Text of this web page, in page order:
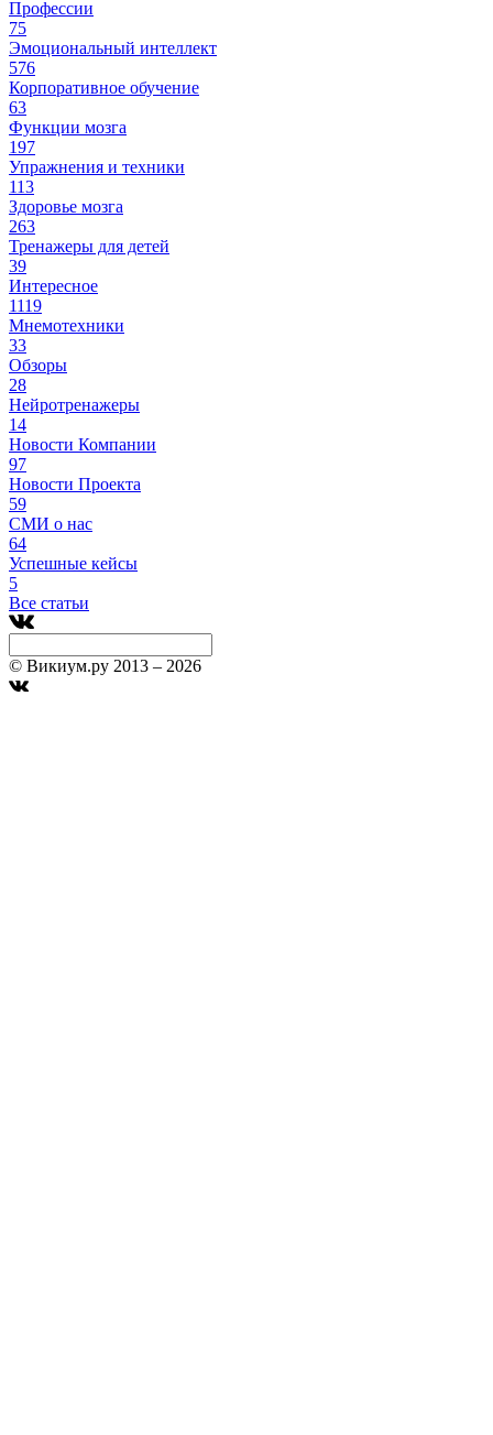
Профессии
75
Эмоциональный интеллект
576
Корпоративное обучение
63
Функции мозга
197
Упражнения и техники
113
Здоровье мозга
263
Тренажеры для детей
39
Интересное
1119
Мнемотехники
33
Обзоры
28
Нейротренажеры
14
Новости Компании
97
Новости Проекта
59
СМИ о нас
64
Успешные кейсы
5
Все статьи
© Викиум.ру 2013 – 2026